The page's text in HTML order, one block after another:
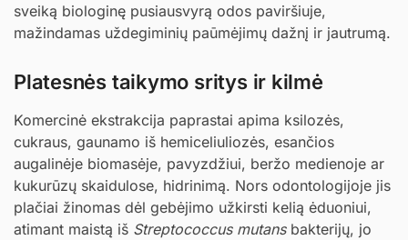
sveiką biologinę pusiausvyrą odos paviršiuje,
mažindamas uždegiminių paūmėjimų dažnį ir jautrumą.
Platesnės taikymo sritys ir kilmė
Komercinė ekstrakcija paprastai apima ksilozės,
cukraus, gaunamo iš hemiceliuliozės, esančios
augalinėje biomasėje, pavyzdžiui, beržo medienoje ar
kukurūzų skaidulose, hidrinimą. Nors odontologijoje jis
plačiai žinomas dėl gebėjimo užkirsti kelią ėduoniui,
atimant maistą iš Streptococcus mutansbakterijų, jo